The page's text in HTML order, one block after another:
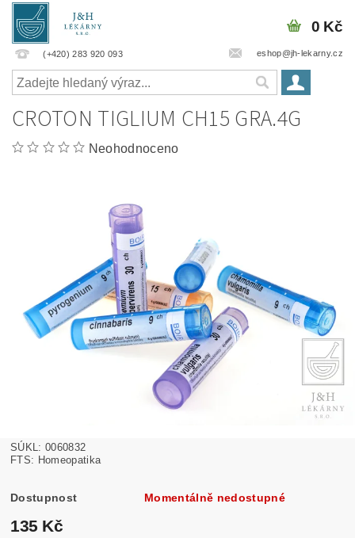
(+420) 283 920 093 eshop@jh-lekarny.cz
0 Kč
CROTON TIGLIUM CH15 GRA.4G
Neohodnoceno
SÚKL: 0060832
FTS: Homeopatika
Dostupnost Momentálně nedostupné
135 Kč